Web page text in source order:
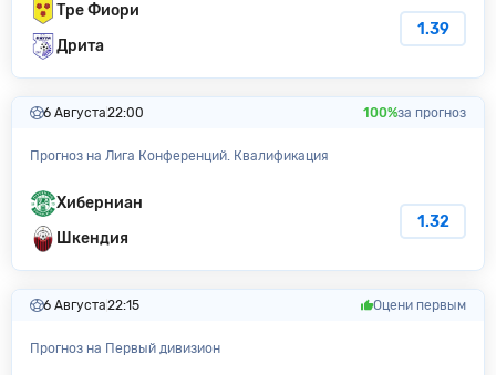
Тре Фиори
Дрита
1.39
6 Августа22:00 100%за прогноз
Прогноз на Лига Конференций. Квалификация
Хиберниан
Шкендия
1.32
6 Августа22:15 Оцени первым
Прогноз на Первый дивизион